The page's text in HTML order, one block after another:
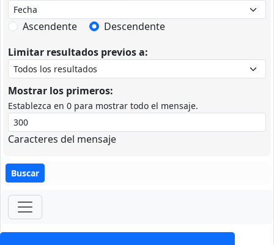
Ascendente
Descendente
Limitar resultados previos a:
Mostrar los primeros:
Establezca en 0 para mostrar todo el mensaje.
Caracteres del mensaje
ForoClub 2025